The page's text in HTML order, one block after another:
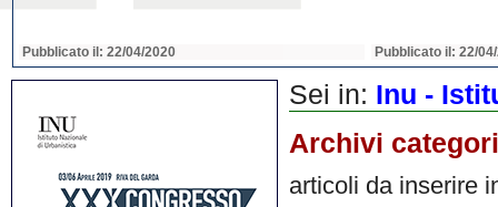
Pubblicato il: 22/04/2020 Pubblicato il: 22/
Sei in: Inu -
Archivi
articoli da inserire